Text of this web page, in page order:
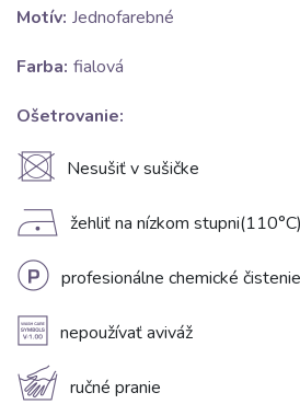
Motív: Jednofarebné
Farba: fialová
Ošetrovanie:
U Nesušiť v sušičke
D žehliť na nízkom stupni(110°C)
L profesionálne chemické čistenie
A nepoužívať aviváž
c ručné pranie